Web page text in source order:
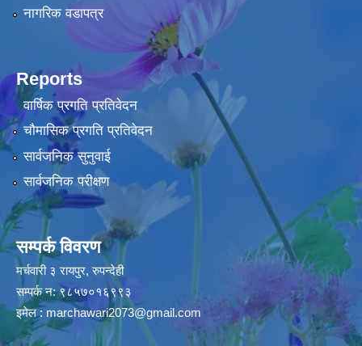
नागरिक वडापत्र
Reports
वार्षिक प्रगति प्रतिवेदन
चौमासिक प्रगति प्रतिवेदन
सार्वजनिक सुनुवाई
सार्वजनिक परीक्षण
सम्पर्क विवरण
मर्चवारी ३ रायपुर, रुपन्देही
सम्पर्क न: ९८५७०१६९९३
इमेल : marchawari2073@gmail.com